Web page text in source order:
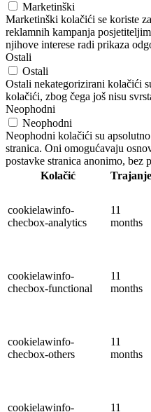
Marketinški
Marketinški kolačići se koriste
reklamnih kampanja
njihove interese radi prikaza
Ostali
Ostali
Ostali nekategorizirani kolačići
kolačići, zbog čega još nisu
Neophodni
Neophodni
Neophodni kolačići su
stranica. Oni omogućavaju
postavke stranica anonimo, bez
Kolačić
Trajanje
cookielawinfo-
checbox-analytics
11
months
cookielawinfo-
checbox-functional
11
months
cookielawinfo-
checbox-others
11
months
cookielawinfo- 11